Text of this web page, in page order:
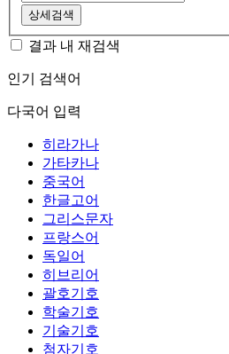
상세검색
결과 내 재검색
인기 검색어
다국어 입력
히라가나
가타카나
중국어
한글고어
그리스문자
프랑스어
독일어
히브리어
괄호기호
학술기호
기술기호
첨자기호